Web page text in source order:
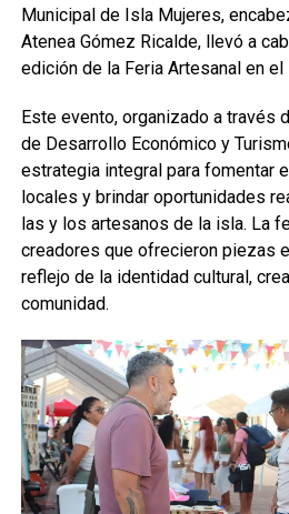
Municipal de Isla Mujeres,
Atenea Gómez Ricalde, llevó a
edición de la Feria Artesanal en el
Este evento, organizado a través
de Desarrollo Económico y
estrategia integral para fomentar
locales y brindar oportunidades
las y los artesanos de la isla. La
creadores que ofrecieron piezas
reflejo de la identidad cultural,
comunidad.